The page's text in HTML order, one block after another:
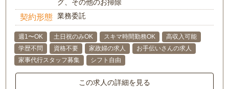
グ、その他のお掃除
契約形態 業務委託
週1〜OK 土日祝のみOK スキマ時間勤務OK
高収入可能
学歴不問
資格不要 家政婦の求人
お手伝いさんの求人
家事代行スタッフ募集
シフト自由
この求人の詳細を見る